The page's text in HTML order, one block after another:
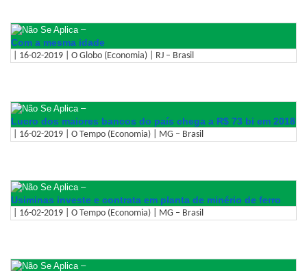
–
Com a mesma idade
| 16-02-2019 | O Globo (Economia) | RJ – Brasil
–
Lucro dos maiores bancos do país chega a R$ 73 bi em 2018
| 16-02-2019 | O Tempo (Economia) | MG – Brasil
–
Usiminas investe e contrata em planta de minério de ferro
| 16-02-2019 | O Tempo (Economia) | MG – Brasil
–